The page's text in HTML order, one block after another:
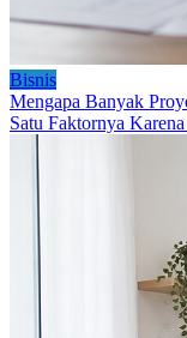
Bisnis
Mengapa Banyak
Satu Faktornya